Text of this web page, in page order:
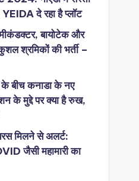
YEIDA दे रहा है प्लॉट
बायोटेक और
श्रमिकों की भर्ती –
के बीच कनाडा के नए
के मुद्दे पर क्या है रुख,
मिलने से अलर्ट:
जैसी महामारी का